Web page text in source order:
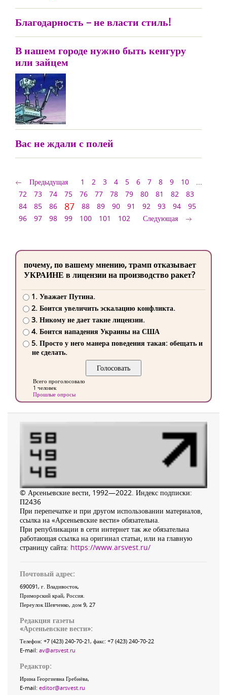
Благодарность – не власти стиль!
В нашем городе нужно быть кенгуру
или зайцем
Вас не ждали с полей
Предыдущая 1 2 3 4 5 6 7 8 9 10
...
72
73 74 75 76 77 78 79 80 81 82
83
84
85 86 87 88 89 90 91 92 93 94
95
96
97 98 99 100 101 102 Следующая
почему, по вашему мнению, трамп отказывает
УКРАИНЕ в лицензии на производство ракет?
1. Уважает Путина.
2. Боится увеличить эскалацию конфликта.
3. Никому не дает такие лицензии.
4. Боится нападения Украины на США
5. Просто у него манера поведения такая: обещать и
не сделать.
Всего проголосовало
1 человек
Прошлые опросы
© Арсеньевские вести, 1992—2022. Индекс подписки:
П2436
При перепечатке и при другом использовании материалов,
ссылка на «Арсеньевские вести» обязательна.
При републикации в сети интернет так же обязательна
работающая ссылка на оригинал статьи, или на главную
страницу сайта: https://www.arsvest.ru/
Почтовый адрес:
690091, г. Владивосток,
Приморский край, Россия
Переулок Шевченко, дом 9, 27
Редакция газеты
«Арсеньевские вести»:
Телефон: +7 (423) 240-70-21, факс: +7 (423) 240-70-22
E-mail: av@arsvest.ru
Редактор:
Ирина Георгиевна Гребнёва,
E-mail: editor@arsvest.ru